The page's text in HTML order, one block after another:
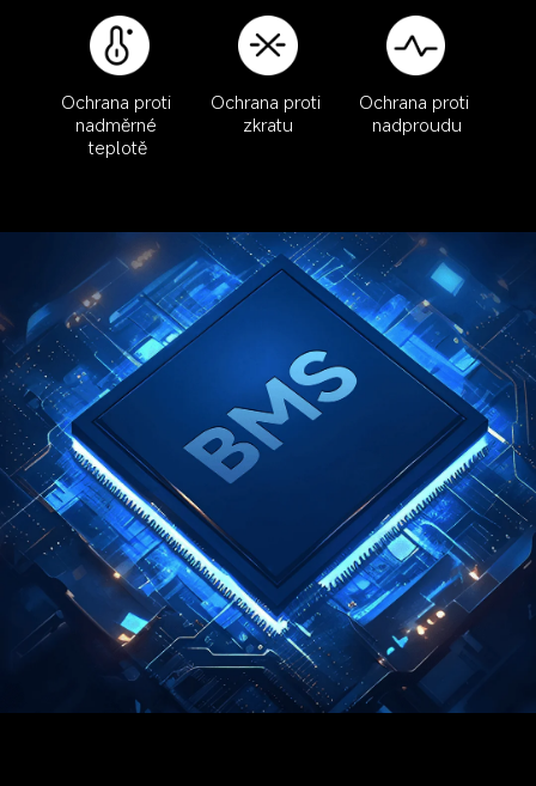
Ochrana proti
nadměrné
teplotě
Ochrana proti
zkratu
Ochrana proti
nadproudu